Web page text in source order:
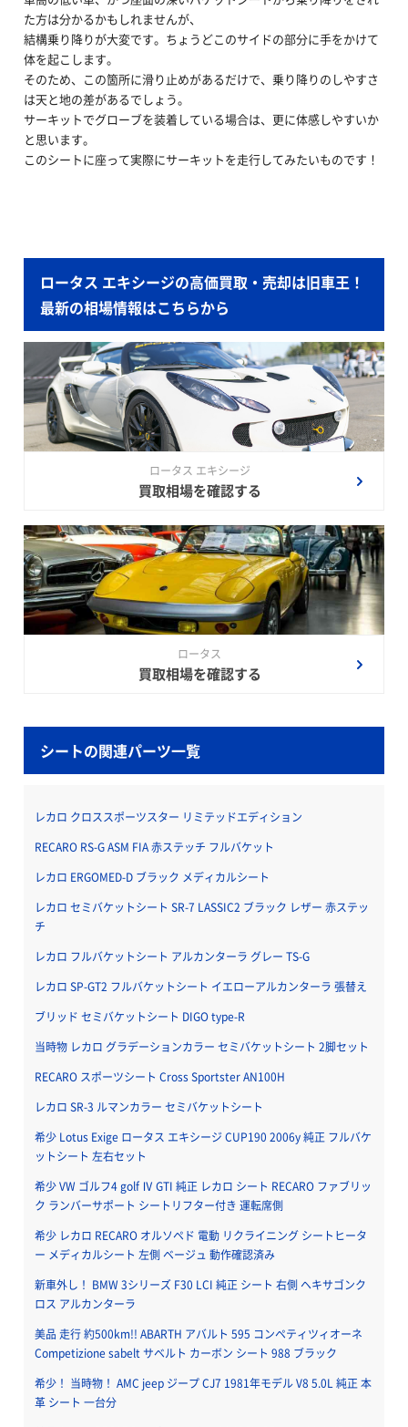
た方は分かるかもしれませんが、
結構乗り降りが大変です。ちょうどこのサイドの部分に手をかけて
体を起こします。
そのため、この箇所に滑り止めがあるだけで、乗り降りのしやすさ
は天と地の差があるでしょう。
サーキットでグローブを装着している場合は、更に体感しやすいか
と思います。
このシートに座って実際にサーキットを走行してみたいものです！
ロータス エキシージの高価買取・売却は旧車王！
最新の相場情報はこちらから
ロータス エキシージ
買取相場を確認する
ロータス
買取相場を確認する
シートの関連パーツ一覧
レカロ クロススポーツスター リミテッドエディション
RECARO RS-G ASM FIA 赤ステッチ フルバケット
レカロ ERGOMED-D ブラック メディカルシート
レカロ セミバケットシート SR-7 LASSIC2 ブラック レザー 赤ステッ
チ
レカロ フルバケットシート アルカンターラ グレー TS-G
レカロ SP-GT2 フルバケットシート イエローアルカンターラ 張替え
ブリッド セミバケットシート DIGO type-R
当時物 レカロ グラデーションカラー セミバケットシート 2脚セット
RECARO スポーツシート Cross Sportster AN100H
レカロ SR-3 ルマンカラー セミバケットシート
希少 Lotus Exige ロータス エキシージ CUP190 2006y 純正 フルバケ
ットシート 左右セット
希少 VW ゴルフ4 golf Ⅳ GTI 純正 レカロ シート RECARO ファブリッ
ク ランバーサポート シートリフター付き 運転席側
希少 レカロ RECARO オルソペド 電動 リクライニング シートヒータ
ー メディカルシート 左側 ベージュ 動作確認済み
新車外し！ BMW 3シリーズ F30 LCI 純正 シート 右側 ヘキサゴンク
ロス アルカンターラ
美品 走行 約500km!! ABARTH アバルト 595 コンペティツィオーネ
Competizione sabelt サベルト カーボン シート 988 ブラック
希少！ 当時物！ AMC jeep ジープ CJ7 1981年モデル V8 5.0L 純正 本
革 シート 一台分